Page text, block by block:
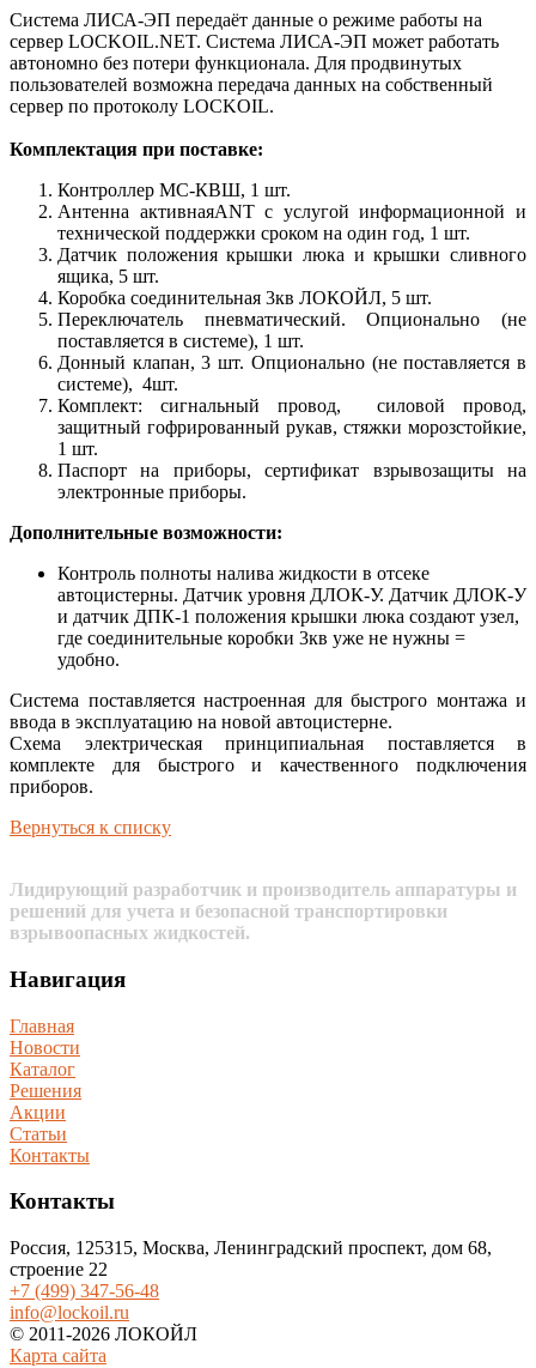
Система ЛИСА-ЭП передаёт данные о режиме работы на
сервер LOCKOIL.NET. Система ЛИСА-ЭП может работать
автономно без потери функционала. Для продвинутых
пользователей возможна передача данных на собственный
сервер по протоколу LOCKOIL.
Комплектация при поставке:
Контроллер МС-КВШ, 1 шт.
Антенна активнаяANT с услугой информационной и
технической поддержки сроком на один год, 1 шт.
Датчик положения крышки люка и крышки сливного
ящика, 5 шт.
Коробка соединительная 3кв ЛОКОЙЛ, 5 шт.
Переключатель пневматический. Опционально (не
поставляется в системе), 1 шт.
Донный клапан, 3 шт. Опционально (не поставляется в
системе), 4шт.
Комплект: сигнальный провод, силовой провод,
защитный гофрированный рукав, стяжки морозстойкие,
1 шт.
Паспорт на приборы, сертификат взрывозащиты на
электронные приборы.
Дополнительные возможности:
Контроль полноты налива жидкости в отсеке
автоцистерны. Датчик уровня ДЛОК-У. Датчик ДЛОК-У
и датчик ДПК-1 положения крышки люка создают узел,
где соединительные коробки 3кв уже не нужны =
удобно.
Система поставляется настроенная для быстрого монтажа и
ввода в эксплуатацию на новой автоцистерне.
Схема электрическая принципиальная поставляется в
комплекте для быстрого и качественного подключения
приборов.
Вернуться к списку
Лидирующий разработчик и производитель аппаратуры и
решений для учета и безопасной транспортировки
взрывоопасных жидкостей.
Навигация
Главная
Новости
Каталог
Решения
Акции
Статьи
Контакты
Контакты
Россия, 125315, Москва, Ленинградский проспект, дом 68,
строение 22
+7 (499) 347-56-48
info@lockoil.ru
© 2011-2026 ЛОКОЙЛ
Карта сайта